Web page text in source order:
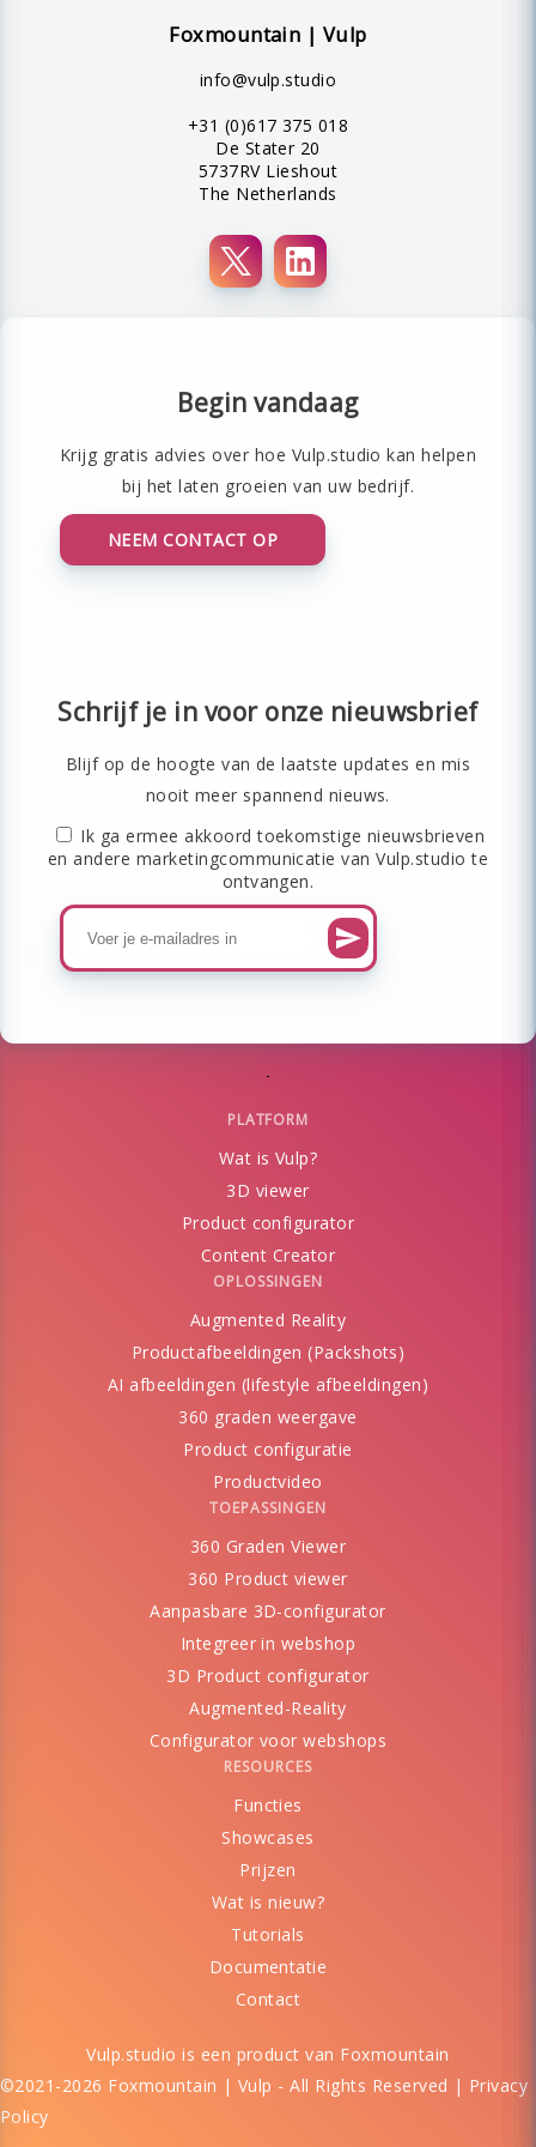
Foxmountain | Vulp
info@vulp.studio
+31 (0)617 375 018
De Stater 20
5737RV Lieshout
The Netherlands
Begin vandaag
Krijg gratis advies over hoe Vulp.studio kan helpen
bij het laten groeien van uw bedrijf.
NEEM CONTACT OP
Schrijf je in voor onze nieuwsbrief
Blijf op de hoogte van de laatste updates en mis
nooit meer spannend nieuws.
Ik ga ermee akkoord toekomstige nieuwsbrieven
en andere marketingcommunicatie van Vulp.studio te
ontvangen.
PLATFORM
Wat is Vulp?
3D viewer
Product configurator
Content Creator
OPLOSSINGEN
Augmented Reality
Productafbeeldingen (Packshots)
AI afbeeldingen (lifestyle afbeeldingen)
360 graden weergave
Product configuratie
Productvideo
TOEPASSINGEN
360 Graden Viewer
360 Product viewer
Aanpasbare 3D-configurator
Integreer in webshop
3D Product configurator
Augmented-Reality
Configurator voor webshops
RESOURCES
Functies
Showcases
Prijzen
Wat is nieuw?
Tutorials
Documentatie
Contact
Vulp.studio is een product van Foxmountain
©2021-2026 Foxmountain | Vulp - All Rights Reserved | Privacy
Policy